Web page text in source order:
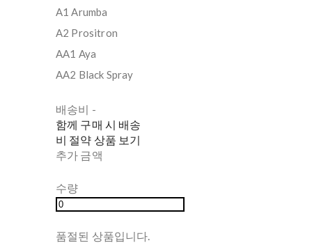
A1 Arumba
A2 Prositron
AA1 Aya
AA2 Black Spray
배송비 -
함께 구매 시 배송
비 절약 상품 보기
추가 금액
수량
품절된 상품입니다.